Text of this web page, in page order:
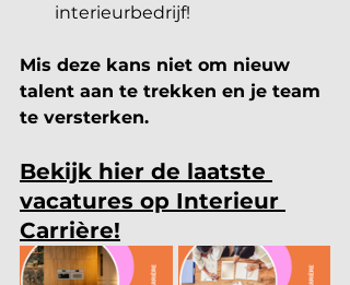
interieurbedrijf!
Mis deze kans niet om nieuw
talent aan te trekken en je team
te versterken.
Bekijk hier de laatste
vacatures op Interieur
Carrière!